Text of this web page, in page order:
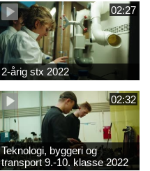
02:27
2-årig stx 2022
02:32
Teknologi, byggeri og
transport 9.-10. klasse 2022